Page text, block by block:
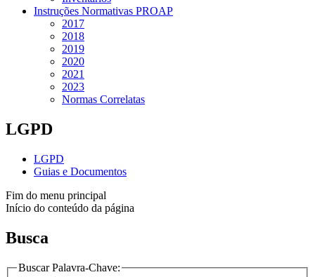
Instruções Normativas PROAP
2017
2018
2019
2020
2021
2023
Normas Correlatas
LGPD
LGPD
Guias e Documentos
Fim do menu principal
Início do conteúdo da página
Busca
Buscar Palavra-Chave: